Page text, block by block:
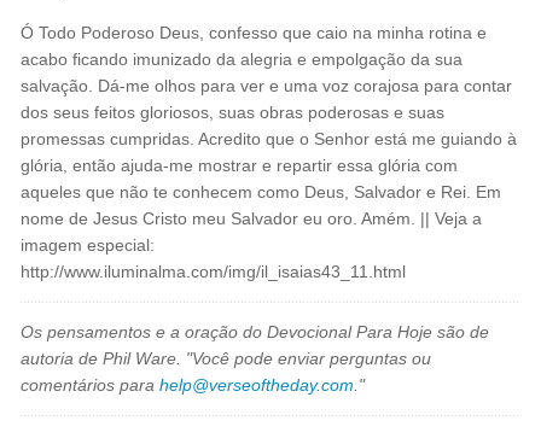
Ó Todo Poderoso Deus, confesso que caio na minha rotina e
acabo ficando imunizado da alegria e empolgação da sua
salvação. Dá-me olhos para ver e uma voz corajosa para contar
dos seus feitos gloriosos, suas obras poderosas e suas
promessas cumpridas. Acredito que o Senhor está me guiando à
glória, então ajuda-me mostrar e repartir essa glória com
aqueles que não te conhecem como Deus, Salvador e Rei. Em
nome de Jesus Cristo meu Salvador eu oro. Amém. || Veja a
imagem especial:
http://www.iluminalma.com/img/il_isaias43_11.html
Os pensamentos e a oração do Devocional Para Hoje são de
autoria de Phil Ware. "Você pode enviar perguntas ou
comentários parahelp@verseoftheday.com ."